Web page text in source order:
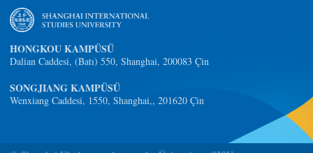
HONGKOU KAMPÜSÜ
Dalian Caddesi, (Batı) 550, Shanghai, 200083 Çin
SONGJIANG KAMPÜSÜ
Wenxiang Caddesi, 1550, Shanghai,, 201620 Çin